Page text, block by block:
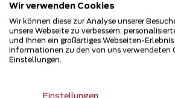
Wir verwenden Cookies
Wir können diese zur Analyse unserer
unsere Webseite zu verbessern,
und Ihnen ein großartiges Webseiten-
Informationen zu den von uns verwendeten
Einstellungen.
Einstellungen